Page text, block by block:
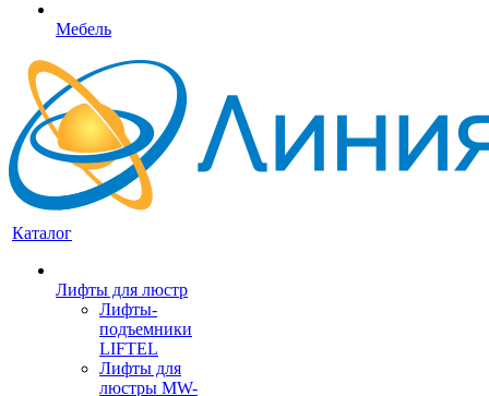
Мебель
Каталог
Лифты для люстр
Лифты-
подъемники
LIFTEL
Лифты для
люстры MW-